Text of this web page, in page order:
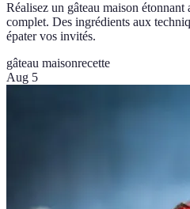
Réalisez un gâteau maison
complet. Des ingrédients aux
épater vos invités.
gâteau maisonrecette
Aug 5